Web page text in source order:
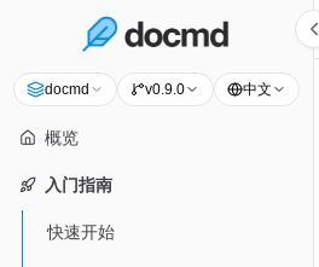
docmd v0.9.0 中文
概览
入门指南
快速开始